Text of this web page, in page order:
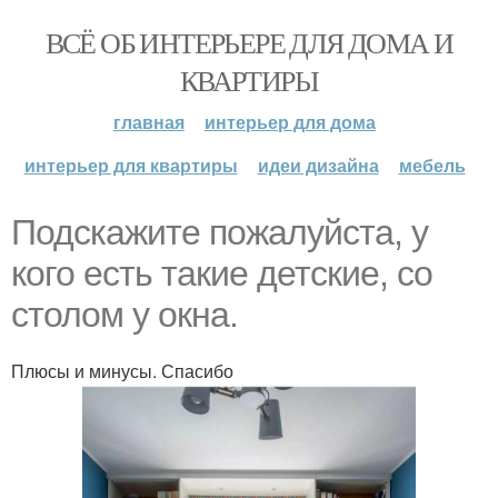
ВСЁ ОБ ИНТЕРЬЕРЕ ДЛЯ ДОМА И
КВАРТИРЫ
главная
интерьер для дома
интерьер для квартиры
идеи дизайна мебель
Подскажите пожалуйста, у
кого есть такие детские, со
столом у окна.
Плюсы и минусы. Спасибо